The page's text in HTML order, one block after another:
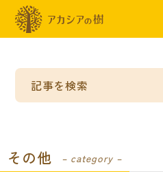
トップページ 暮らしのお役立ち情報
記事を検索
その他 – category –